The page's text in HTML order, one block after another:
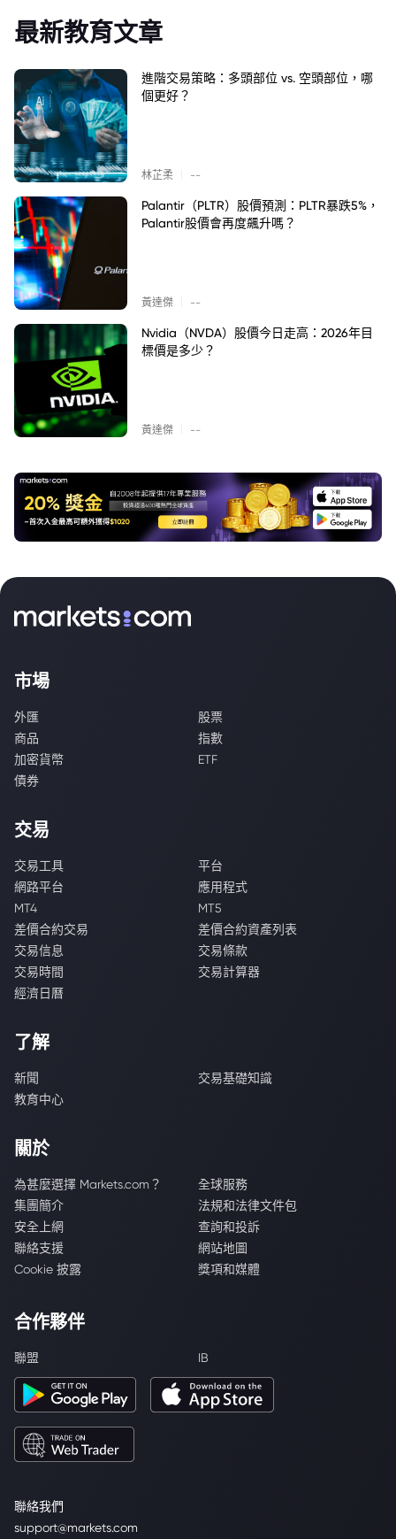
最新教育文章
進階交易策略：多頭部位 vs. 空頭部位，哪
個更好？
林芷柔 --
Palantir（PLTR）股價預測：PLTR暴跌5%，
Palantir股價會再度飆升嗎？
黃達傑 --
Nvidia（NVDA）股價今日走高：2026年目
標價是多少？
黃達傑 --
聯絡我們
support@markets.com
市場
外匯
股票
商品
指數
加密貨幣
ETF
債券
交易
交易工具
平台
網路平台
應用程式
MT4
MT5
差價合約交易
差價合約資產列表
交易信息
交易條款
交易時間
交易計算器
經濟日曆
了解
新聞
交易基礎知識
教育中心
關於
為甚麼選擇 Markets.com？
全球服務
集團簡介
法規和法律文件包
安全上網
查詢和投訴
聯絡支援
網站地圖
Cookie 披露
獎項和媒體
合作夥伴
聯盟 IB